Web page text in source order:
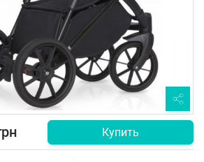
Купить